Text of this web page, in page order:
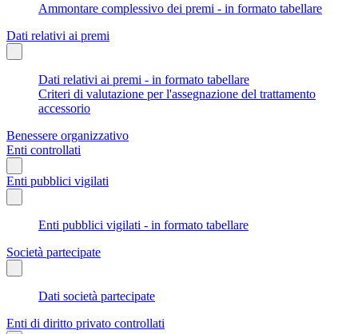
Ammontare complessivo dei premi - in formato tabellare
Dati relativi ai premi
Dati relativi ai premi - in formato tabellare
Criteri di valutazione per l'assegnazione del trattamento
accessorio
Benessere organizzativo
Enti controllati
Enti pubblici vigilati
Enti pubblici vigilati - in formato tabellare
Società partecipate
Dati società partecipate
Enti di diritto privato controllati